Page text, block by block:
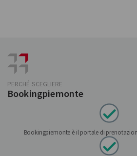
PERCHÉ SCEGLIERE
Bookingpiemonte
Bookingpiemonte è il portale di